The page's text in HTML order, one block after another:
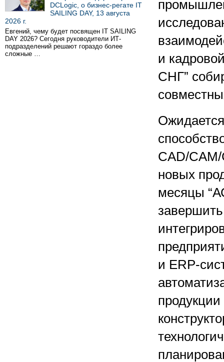
DCLogic, о бизнес-регате IT
SAILING DAY, 13 августа
2026 г.
Евгений, чему будет посвящен IT SAILING
DAY 2026? Сегодня руководители ИТ-
подразделений решают гораздо более
сложные …
и
СНГ”
CAD/
новых
месяцы
и ERP-